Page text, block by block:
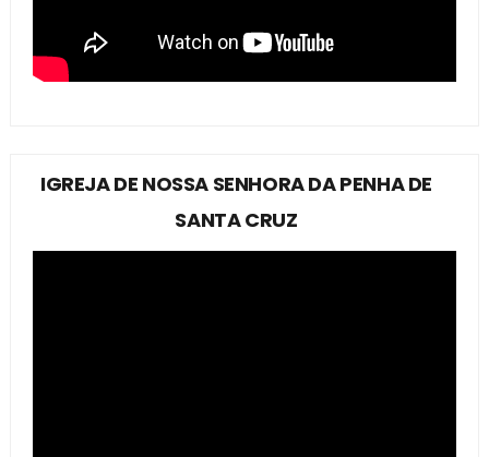
IGREJA DE NOSSA SENHORA DA PENHA DE
SANTA CRUZ